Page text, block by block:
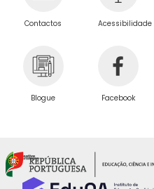
Contactos Acessibilidade
Blogue Facebook